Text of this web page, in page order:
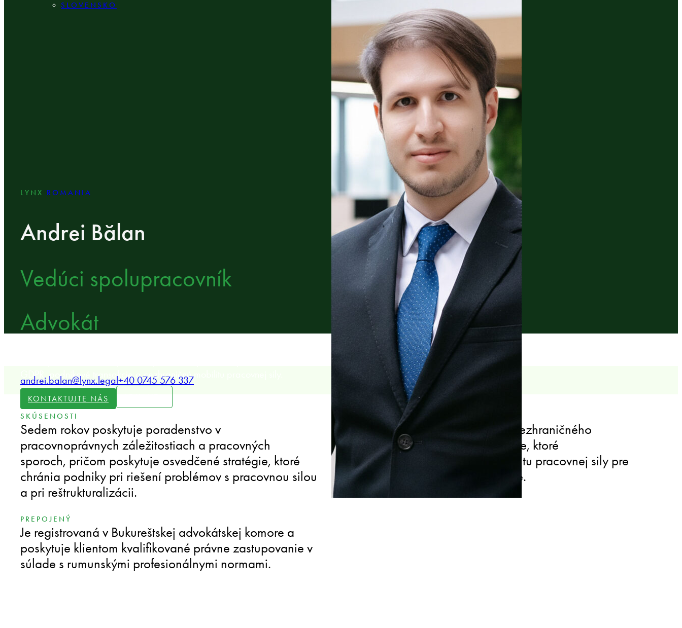
SLOVENSKO
LYNX ROMANIA
Andrei Bălan
Vedúci spolupracovník
Advokát
GDPR, podnikové transakcie a cezhraničnú mobilitu pracovnej sily.
KONTAKTUJTE NÁS
andrei.balan@lynx.legal+40 0745 576 337
SKÚSENOSTI
Sedem rokov poskytuje poradenstvo v
pracovnoprávnych záležitostiach a pracovných
sporoch, pričom poskytuje osvedčené stratégie, ktoré
chránia podniky pri riešení problémov s pracovnou silou
a pri reštrukturalizácii.
ŠPECIALIZOVANÉ
Hlboké odborné znalosti v oblasti cezhraničného
vysielania zamestnancov a imigrácie, ktoré
zabezpečujú bezproblémovú mobilitu pracovnej sily pre
spoločnosti expandujúce za hranice.
PREPOJENÝ
Je registrovaná v Bukureštskej advokátskej komore a
poskytuje klientom kvalifikované právne zastupovanie v
súlade s rumunskými profesionálnymi normami.